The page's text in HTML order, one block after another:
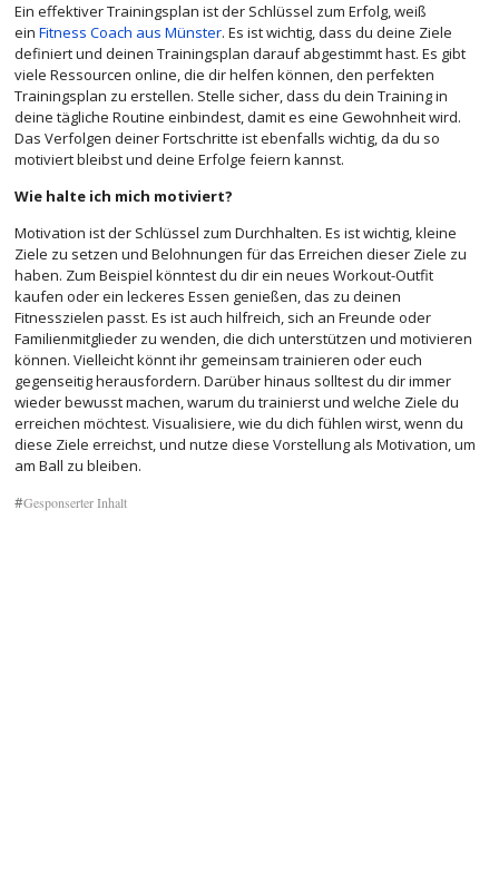
Ein effektiver Trainingsplan ist der Schlüssel zum Erfolg, weiß
einFitness Coach aus Münster. Es ist wichtig, dass du deine Ziele
definiert und deinen Trainingsplan darauf abgestimmt hast. Es gibt
viele Ressourcen online, die dir helfen können, den perfekten
Trainingsplan zu erstellen. Stelle sicher, dass du dein Training in
deine tägliche Routine einbindest, damit es eine Gewohnheit wird.
Das Verfolgen deiner Fortschritte ist ebenfalls wichtig, da du so
motiviert bleibst und deine Erfolge feiern kannst.
Wie halte ich mich motiviert?
Motivation ist der Schlüssel zum Durchhalten. Es ist wichtig, kleine
Ziele zu setzen und Belohnungen für das Erreichen dieser Ziele zu
haben. Zum Beispiel könntest du dir ein neues Workout-Outfit
kaufen oder ein leckeres Essen genießen, das zu deinen
Fitnesszielen passt. Es ist auch hilfreich, sich an Freunde oder
Familienmitglieder zu wenden, die dich unterstützen und motivieren
können. Vielleicht könnt ihr gemeinsam trainieren oder euch
gegenseitig herausfordern. Darüber hinaus solltest du dir immer
wieder bewusst machen, warum du trainierst und welche Ziele du
erreichen möchtest. Visualisiere, wie du dich fühlen wirst, wenn du
diese Ziele erreichst, und nutze diese Vorstellung als Motivation, um
am Ball zu bleiben.
#Gesponserter Inhalt